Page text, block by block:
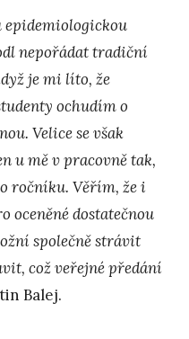
epidemiologickou
nepořádat tradiční
je mi líto, že
ochudím o
Velice se však
u mě v pracovně tak,
ročníku. Věřím, že i
oceněné dostatečnou
společně strávit
což veřejné předání
Balej.